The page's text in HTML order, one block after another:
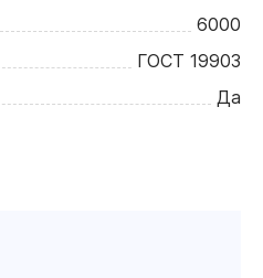
6000
ГОСТ 19903
Да